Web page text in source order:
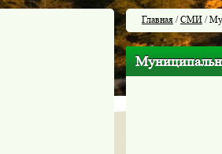
Главная /СМИ /